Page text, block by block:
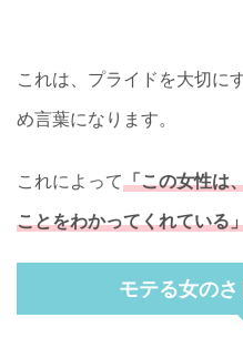
これは、プライドを大切に
め言葉になります。
これによって「この女性は
ことをわかってくれている
モテる女のさ